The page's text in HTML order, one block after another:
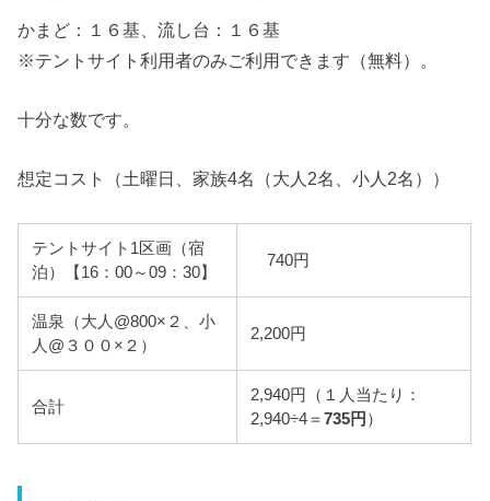
かまど：１６基、流し台：１６基
※テントサイト利用者のみご利用できます（無料）。
十分な数です。
想定コスト（土曜日、家族4名（大人2名、小人2名））
テントサイト1区画（宿
泊）【16：00～09：30】
740円
温泉（大人@800×２、小
人@３００×２）
2,200円
合計
2,940円（１人当たり：
2,940÷4＝735円 ）